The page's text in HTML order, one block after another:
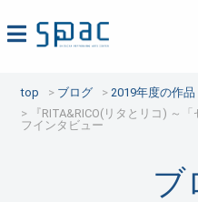
top ブログ 2019年度の作品
『RITA&RICO(リタとリコ) ～
フインタビュー
ブ